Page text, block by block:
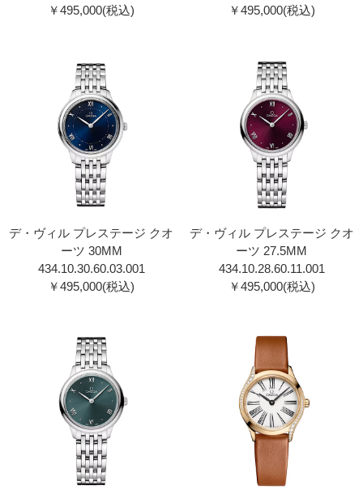
￥495,000(税込)
￥495,000(税込)
デ・ヴィル プレステージ クオ
ーツ 30MM
434.10.30.60.03.001
￥495,000(税込)
デ・ヴィル プレステージ クオ
ーツ 27.5MM
434.10.28.60.11.00 1
￥495,000(税込)